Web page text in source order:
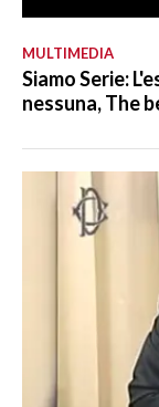
MULTIMEDIA
Siamo Serie:
nessuna, The